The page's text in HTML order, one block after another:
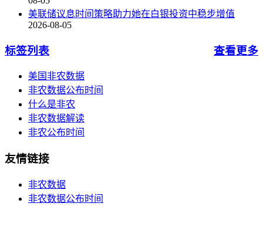
美联储议息时间策略助力她在白银投资中稳步增值
2026-08-05
标签列表 查看更多
美国非农数据
非农数据公布时间
什么是非农
非农数据解读
非农公布时间
友情链接
非农数据
非农数据公布时间